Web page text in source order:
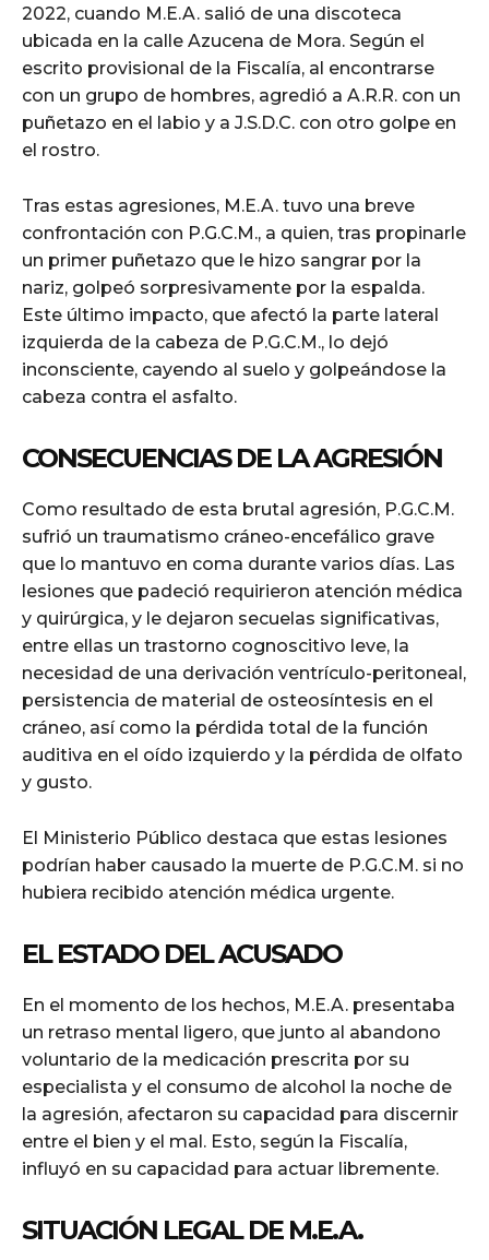
2022, cuando M.E.A. salió de una discoteca
ubicada en la calle Azucena de Mora. Según el
escrito provisional de la Fiscalía, al encontrarse
con un grupo de hombres, agredió a A.R.R. con un
puñetazo en el labio y a J.S.D.C. con otro golpe en
el rostro.
Tras estas agresiones, M.E.A. tuvo una breve
confrontación con P.G.C.M., a quien, tras propinarle
un primer puñetazo que le hizo sangrar por la
nariz, golpeó sorpresivamente por la espalda.
Este último impacto, que afectó la parte lateral
izquierda de la cabeza de P.G.C.M., lo dejó
inconsciente, cayendo al suelo y golpeándose la
cabeza contra el asfalto.
CONSECUENCIAS DE LA AGRESIÓN
Como resultado de esta brutal agresión, P.G.C.M.
sufrió un traumatismo cráneo-encefálico grave
que lo mantuvo en coma durante varios días. Las
lesiones que padeció requirieron atención médica
y quirúrgica, y le dejaron secuelas significativas,
entre ellas un trastorno cognoscitivo leve, la
necesidad de una derivación ventrículo-peritoneal,
persistencia de material de osteosíntesis en el
cráneo, así como la pérdida total de la función
auditiva en el oído izquierdo y la pérdida de olfato
y gusto.
El Ministerio Público destaca que estas lesiones
podrían haber causado la muerte de P.G.C.M. si no
hubiera recibido atención médica urgente.
EL ESTADO DEL ACUSADO
En el momento de los hechos, M.E.A. presentaba
un retraso mental ligero, que junto al abandono
voluntario de la medicación prescrita por su
especialista y el consumo de alcohol la noche de
la agresión, afectaron su capacidad para discernir
entre el bien y el mal. Esto, según la Fiscalía,
influyó en su capacidad para actuar libremente.
SITUACIÓN LEGAL DE M.E.A.